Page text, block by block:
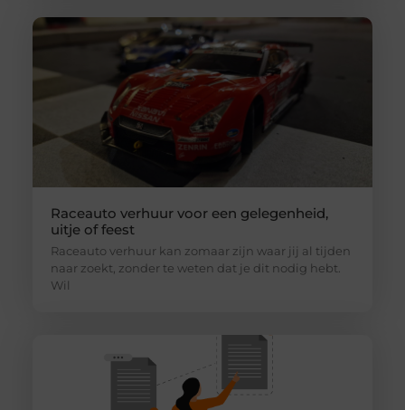
Raceauto verhuur voor een gelegenheid,
uitje of feest
Raceauto verhuur kan zomaar zijn waar jij al tijden
naar zoekt, zonder te weten dat je dit nodig hebt.
Wil